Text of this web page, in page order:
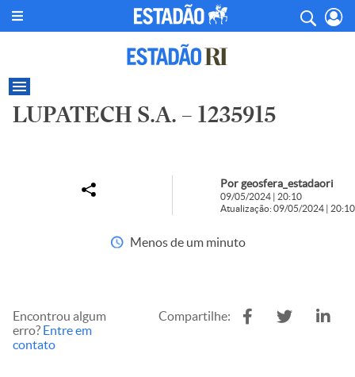
LUPATECH S.A. – 1235915
Por geosfera_estadaori
09/05/2024 | 20:10
Atualização: 09/05/2024 | 20:10
Menos de um minuto
Encontrou algum
erro? Entre em
contato
Compartilhe: